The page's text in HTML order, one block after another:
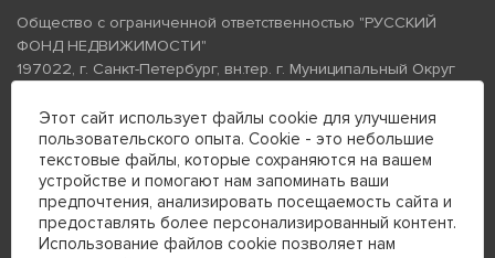
Общество с ограниченной ответственностью "РУССКИЙ
ФОНД НЕДВИЖИМОСТИ"
197022, г. Санкт-Петербург, вн.тер. г. Муниципальный Округ
помещение 26Н, комната 103
ИНН 7813672570 КПП 781301001 ОГРН 1237800058870
Политика конфиденциальности
Политика обработки
персональных данных
Телефон для связи:
+7 (812) 200-99-98
Этот сайт использует файлы cookie для улучшения
пользовательского опыта. Cookie - это небольшие
текстовые файлы, которые сохраняются на вашем
устройстве и помогают нам запоминать ваши
предпочтения, анализировать посещаемость сайта и
предоставлять более персонализированный контент.
Использование файлов cookie позволяет нам